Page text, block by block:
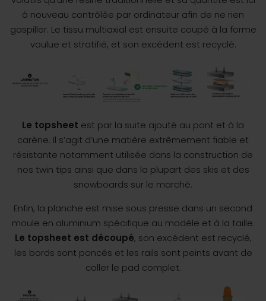
à nouveau contrôlée par ordinateur afin de ne rien
gaspiller. Le tissu multiaxial est ensuite coupé à la forme
voulue et stratifié, et son excédent est recyclé.
Le topsheet est par la suite ajouté au pont et à la
carène. Il s’agit d’une matière extrêmement fiable et
résistante notamment utilisée dans la construction de
nos twin tips ainsi que dans la plupart des skis et des
snowboards sur le marché.
Enfin, la planche est mise sous presse dans un second
moule en aluminium spécifique au modèle et à la taille.
Le topsheet est découpé, son excédent est recyclé,
les bords sont poncés et les rails sont peints avant de
coller le pad complet.